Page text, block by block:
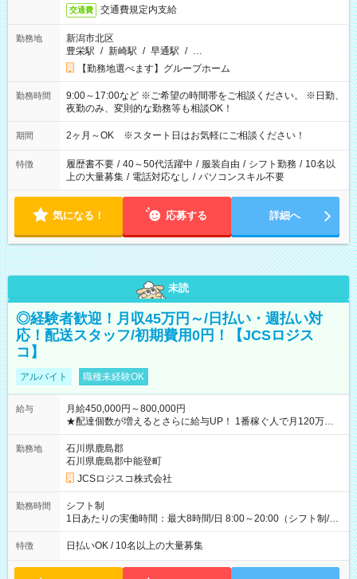
交通費 交通費規定内支給
勤務地
新潟市北区
豊栄駅 / 新崎駅 / 早通駅 / …
【勤務地選べます】グループホーム
勤務時間
9:00～17:00など ※ご希望の時間帯をご相談ください。 ※日勤、
夜勤のみ、変則的な勤務等も相談OK！
期間 2ヶ月～OK ※スタート日はお気軽にご相談ください！
特徴 履歴書不要 / 40～50代活躍中 / 服装自由 / シフト勤務 / 10名以
上の大量募集 / 電話対応なし / パソコンスキル不要
気になる！ 応募する 詳細へ
未読
◎経験者歓迎！月収45万円～/日払い・週払い対
応！配送スタッフ/初期費用0円！【JCSロジス
コ】
アルバイト 職種未経験OK
給与
月給450,000円～800,000円
★配達個数が増えるとさらに給与UP！ 1番稼ぐ人で月120万ほ
ど！ ・主要都市エリア 月収55万円／週5日稼働 月収65万~112
万円／週6日稼働 ・地方郊外エリア 月収40万円／週5日稼働 月
収40万円~50万円／週6日稼働 ＜モデルイメージ＞ ■月収50万
円 (27歳男性/江東区在住)※元建築関係 1日150個配達×25日勤務
(日休み) ■月収80万円(43歳男性/墨田区在住)※元営業 1日200個
勤務地
石川県鹿島郡
石川県鹿島郡中能登町
JCSロジスコ株式会社
勤務時間
シフト制
1日あたりの実働時間：最大8時間/日 8:00～20:00（シフト制/実
働8時間） ※週5日勤務（場所次第では週4も有り） ※配達状況
によって時間外での勤務可能性有り ※案件により多少の前後あ
特徴 日払いOK / 10名以上の大量募集